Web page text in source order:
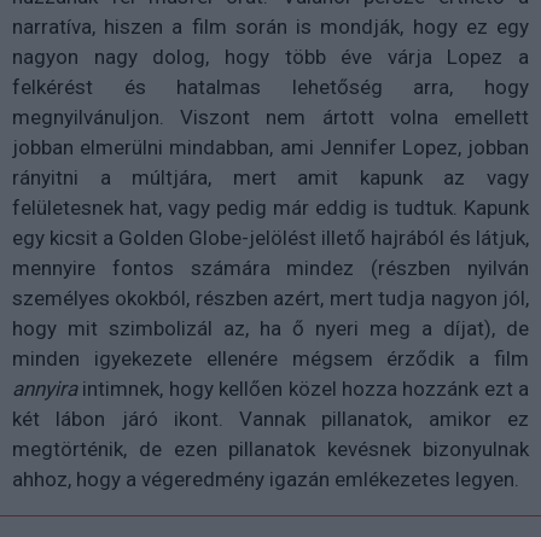
narratíva, hiszen a film során is mondják, hogy ez egy
nagyon nagy dolog, hogy több éve várja Lopez a
felkérést és hatalmas lehetőség arra, hogy
megnyilvánuljon. Viszont nem ártott volna emellett
jobban elmerülni mindabban, ami Jennifer Lopez, jobban
rányitni a múltjára, mert amit kapunk az vagy
felületesnek hat, vagy pedig már eddig is tudtuk. Kapunk
egy kicsit a Golden Globe-jelölést illető hajrából és látjuk,
mennyire fontos számára mindez (részben nyilván
személyes okokból, részben azért, mert tudja nagyon jól,
hogy mit szimbolizál az, ha ő nyeri meg a díjat), de
minden igyekezete ellenére mégsem érződik a film
annyiraintimnek, hogy kellően közel hozza hozzánk ezt a
két lábon járó ikont. Vannak pillanatok, amikor ez
megtörténik, de ezen pillanatok kevésnek bizonyulnak
ahhoz, hogy a végeredmény igazán emlékezetes legyen.